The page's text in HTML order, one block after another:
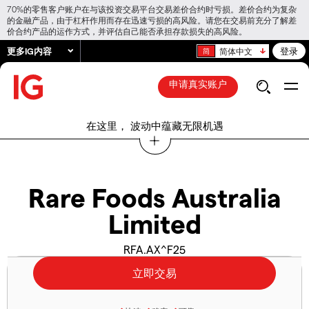
70%的零售客户账户在与该投资交易平台交易差价合约时亏损。差价合约为复杂
的金融产品，由于杠杆作用而存在迅速亏损的高风险。请您在交易前充分了解差
价合约产品的运作方式，并评估自己能否承担存款损失的高风险。
更多IG内容 简体中文 登录
申请真实账户
在这里， 波动中蕴藏无限机遇
Rare Foods Australia
Limited
RFA.AX^F25